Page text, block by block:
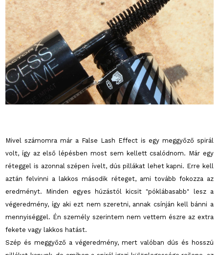
Mivel számomra már a False Lash Effect is egy meggyőző spirál
volt, így az első lépésben most sem kellett csalódnom. Már egy
réteggel is azonnal szépen ívelt, dús pillákat lehet kapni. Erre kell
aztán felvinni a lakkos második réteget, ami tovább fokozza az
eredményt. Minden egyes húzástól kicsit "póklábasabb" lesz a
végeredmény, így aki ezt nem szeretni, annak csínján kell bánni a
mennyiséggel. Én személy szerintem nem vettem észre az extra
fekete vagy lakkos hatást.
Szép és meggyőző a végeredmény, mert valóban dús és hosszú